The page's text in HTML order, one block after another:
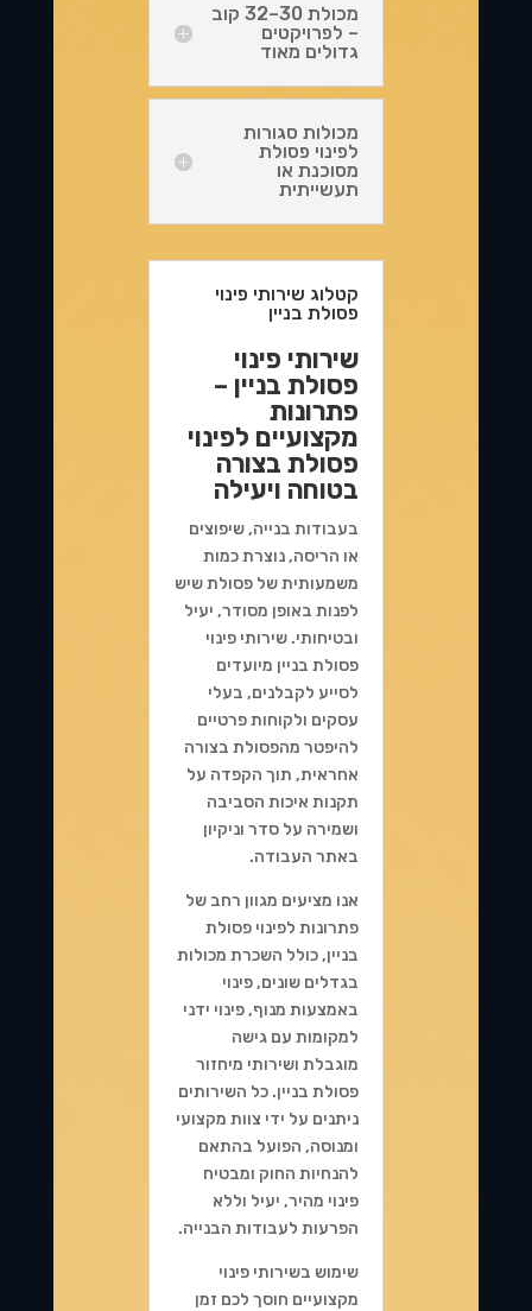
מכולת 30–32 קוב
– לפרויקטים
גדולים מאוד
מכולות סגורות
לפינוי פסולת
מסוכנת או
תעשייתית
קטלוג שירותי פינוי
פסולת בניין
שירותי פינוי
פסולת בניין –
פתרונות
מקצועיים לפינוי
פסולת בצורה
בטוחה ויעילה
בעבודות בנייה, שיפוצים
או הריסה, נוצרת כמות
משמעותית של פסולת שיש
לפנות באופן מסודר, יעיל
ובטיחותי. שירותי פינוי
פסולת בניין מיועדים
לסייע לקבלנים, בעלי
עסקים ולקוחות פרטיים
להיפטר מהפסולת בצורה
אחראית, תוך הקפדה על
תקנות איכות הסביבה
ושמירה על סדר וניקיון
באתר העבודה.
אנו מציעים מגוון רחב של
פתרונות לפינוי פסולת
בניין, כולל השכרת מכולות
בגדלים שונים, פינוי
באמצעות מנוף, פינוי ידני
למקומות עם גישה
מוגבלת ושירותי מיחזור
פסולת בניין. כל השירותים
ניתנים על ידי צוות מקצועי
ומנוסה, הפועל בהתאם
להנחיות החוק ומבטיח
פינוי מהיר, יעיל וללא
הפרעות לעבודות הבנייה.
שימוש בשירותי פינוי
מקצועיים חוסך לכם זמן